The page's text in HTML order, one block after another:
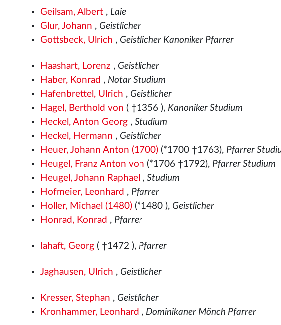
Geilsam, Albert , Laie
Glur, Johann , Geistlicher
Gottsbeck, Ulrich , Geistlicher Kanoniker Pfarrer
Haashart, Lorenz , Geistlicher
Haber, Konrad , Notar Studium
Hafenbrettel, Ulrich , Geistlicher
Hagel, Berthold von ( †1356 ), Kanoniker Studium
Heckel, Anton Georg ,Studium
Heckel, Hermann , Geistlicher
Heuer, Johann Anton (1700) (*1700 †1763), Pfarrer
Heugel, Franz Anton von (*1706 †1792), Pfarrer Studium
Heugel, Johann Raphael ,Studium
Hofmeier, Leonhard , Pfarrer
Holler, Michael (1480) (*1480 ), Geistlicher
Honrad, Konrad , Pfarrer
Iahaft, Georg ( †1472 ), Pfarrer
Jaghausen, Ulrich , Geistlicher
Kresser, Stephan , Geistlicher
Kronhammer, Leonhard , Dominikaner Mönch Pfarrer